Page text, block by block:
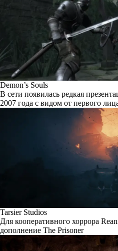
Demon’s Souls
В сети появилась редкая
2007 года с видом от первого
Tarsier Studios
Для кооперативного хоррора
дополнение The Prisoner